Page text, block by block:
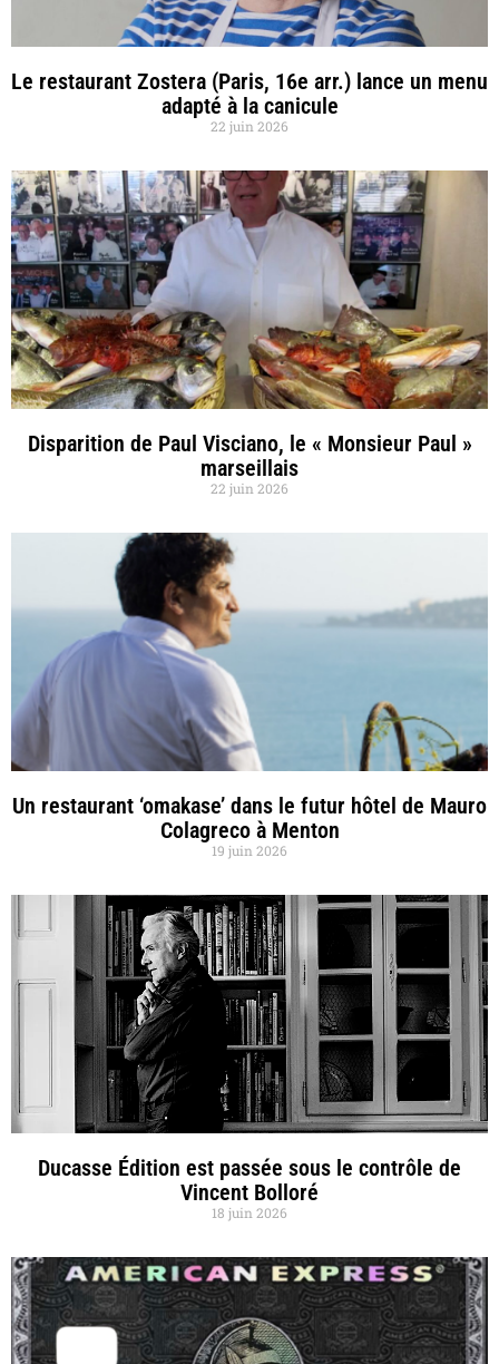
Le restaurant Zostera (Paris, 16e arr.) lance un menu
adapté à la canicule
22 juin 2026
Disparition de Paul Visciano, le « Monsieur Paul »
marseillais
22 juin 2026
Un restaurant ‘omakase’ dans le futur hôtel de Mauro
Colagreco à Menton
19 juin 2026
Ducasse Édition est passée sous le contrôle de
Vincent Bolloré
18 juin 2026